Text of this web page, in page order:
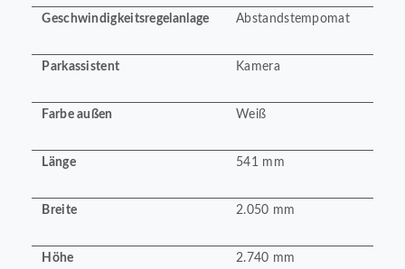
Geschwindigkeitsregelanlage Abstandstempomat
Parkassistent Kamera
Farbe außen Weiß
Länge 541 mm
Breite 2.050 mm
Höhe 2.740 mm